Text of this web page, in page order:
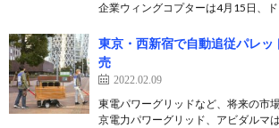
企業ウィングコプターは4月15日、
東京・西新宿で自動追従パレッ
売
2022.02.09
東電パワーグリッドなど、将来の市
京電力パワーグリッド、アビダルマ